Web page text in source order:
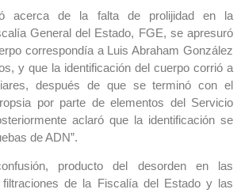
acerca de la falta de prolijidad en la
General del Estado, FGE, se apresuró
correspondía a Luis Abraham González
y que la identificación del cuerpo corrió a
después de que se terminó con el
por parte de elementos del Servicio
aclaró que la identificación se
de ADN”.
producto del desorden en las
filtraciones de la Fiscalía del Estado y las